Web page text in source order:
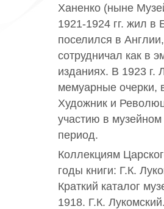
Ханенко (ныне
1921-1924 гг. жил в
поселился в
сотрудничал как в
изданиях. В 1923 г.
мемуарные очерки,
Художник и
участию в
период.
Коллекциям
годы книги: Г.К.
Краткий каталог
1918. Г.К.